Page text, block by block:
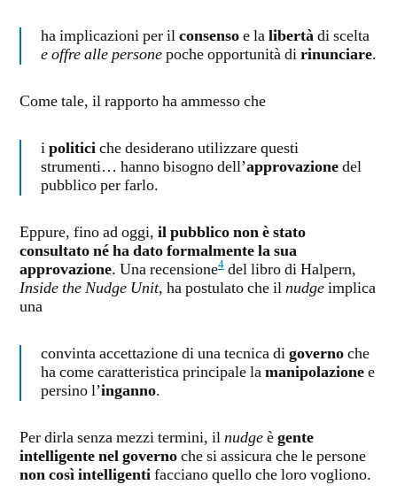
ha implicazioni per ilconsensoe lalibertàdi scelta
e offre alle personepoche opportunità dirinunciare.
Come tale, il rapporto ha ammesso che
ipoliticiche desiderano utilizzare questi
strumenti… hanno bisogno dell’approvazionedel
pubblico per farlo.
Eppure, fino ad oggi, il pubblico non è stato
consultato né ha dato formalmente la sua
approvazione. Una recensione4 del libro di Halpern,
Inside the Nudge Unit, ha postulato che ilnudgeimplica
una
convinta accettazione di una tecnica digovernoche
ha come caratteristica principale lamanipolazionee
persino l’inganno.
Per dirla senza mezzi termini, ilnudgeègente
intelligente nel governoche si assicura che le persone
non così intelligentifacciano quello che loro vogliono.